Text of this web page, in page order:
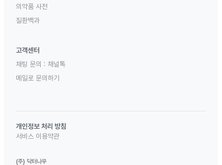
의약품 사전
질환백과
고객센터
채팅 문의 : 채널톡
메일로 문의하기
개인정보 처리 방침
서비스 이용약관
(주) 닥터나우